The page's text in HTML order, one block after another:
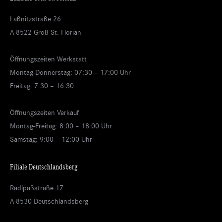
in
Laßnitzstraße 26
A-8522 Groß St. Florian
Öffnungszeiten Werkstatt
Montag-Donnerstag: 07:30 – 17:00 Uhr
Freitag: 7:30 – 16:30
Öffnungszeiten Verkauf
Montag-Freitag: 8:00 – 18:00 Uhr
Samstag: 9:00 – 12:00 Uhr
Filiale Deutschlandsberg
Radlpaßstraße 17
A-8530 Deutschlandsberg